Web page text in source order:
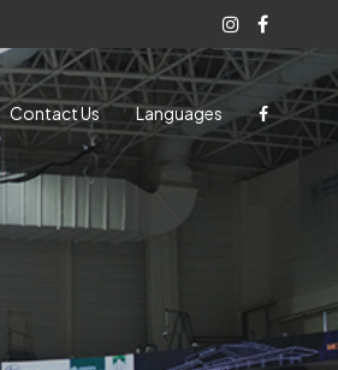
Contact Us Languages